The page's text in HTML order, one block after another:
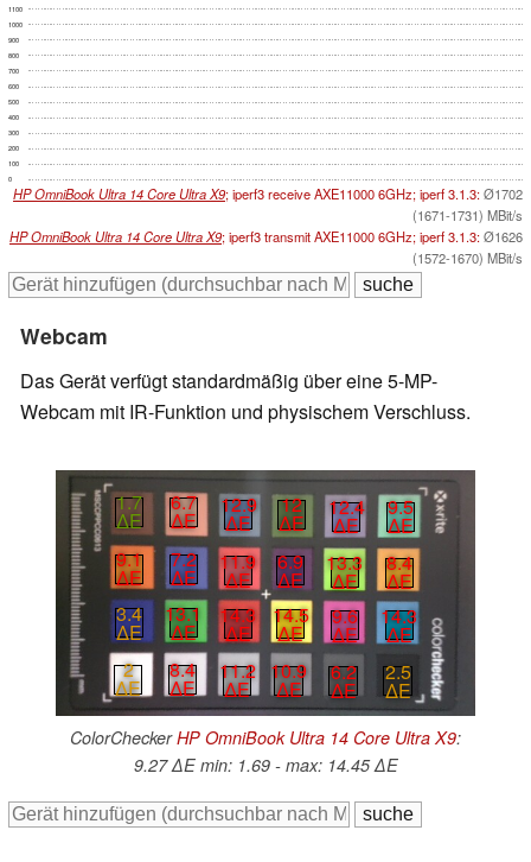
0
100
200
300
400
500
600
700
800
900
1000
1100
HP OmniBook Ultra 14 Core Ultra X9; iperf3 receive AXE11000 6GHz; iperf 3.1.3:Ø1702
(1671-1731) MBit/s
HP OmniBook Ultra 14 Core Ultra X9; iperf3 transmit AXE11000 6GHz; iperf 3.1.3:Ø1626
(1572-1670) MBit/s
Webcam
Das Gerät verfügt standardmäßig über eine 5-MP-
Webcam mit IR-Funktion und physischem Verschluss.
1.7
∆E
6.7
∆E
12.9
∆E
12
∆E
12.4
∆E
9.5
∆E
9.1
∆E
7.2
∆E
11.9
∆E
6.9
∆E
13.3
∆E
8.4
∆E
3.4
∆E
13.1
∆E
14.3
∆E
14.5
∆E
9.6
∆E
14.3
∆E
2
∆E
8.4
∆E
11.2
∆E
10.9
∆E
6.2
∆E
2.5
∆E
ColorCheckerHP OmniBook Ultra 14 Core Ultra X9:
9.27 ∆E min: 1.69 - max: 14.45 ∆E